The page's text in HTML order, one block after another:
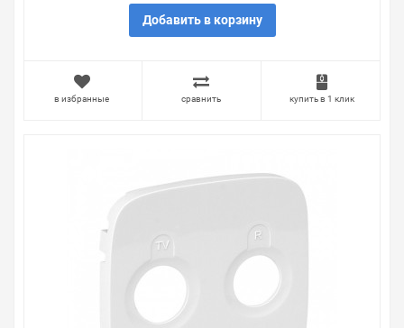
Добавить в корзину
в избранные сравнить купить в 1 клик